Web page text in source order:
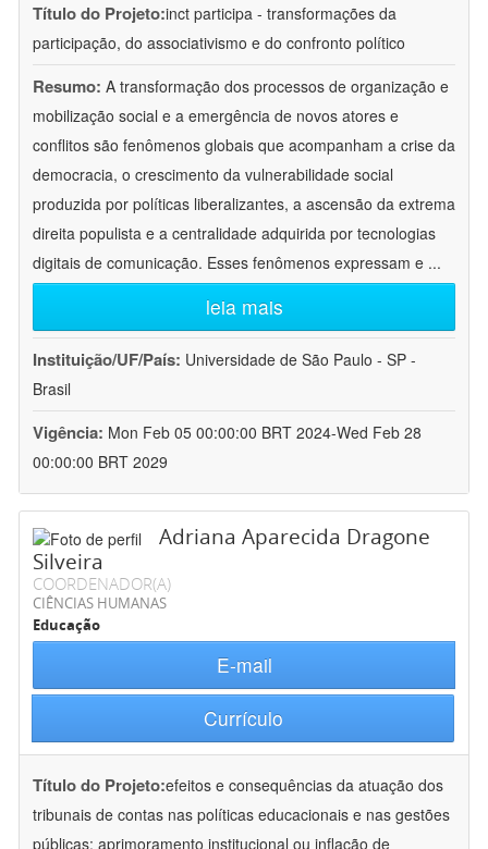
Título do Projeto:inct participa - transformações da
participação, do associativismo e do confronto político
Resumo: A transformação dos processos de organização e
mobilização social e a emergência de novos atores e
conflitos são fenômenos globais que acompanham a crise da
democracia, o crescimento da vulnerabilidade social
produzida por políticas liberalizantes, a ascensão da extrema
direita populista e a centralidade adquirida por tecnologias
digitais de comunicação. Esses fenômenos expressam e ...
leia mais
Instituição/UF/País: Universidade de São Paulo - SP -
Brasil
Vigência: Mon Feb 05 00:00:00 BRT 2024-Wed Feb 28
00:00:00 BRT 2029
Adriana Aparecida Dragone
Silveira
COORDENADOR(A)
CIÊNCIAS HUMANAS
Educação
E-mail
Currículo
Título do Projeto:efeitos e consequências da atuação dos
tribunais de contas nas políticas educacionais e nas gestões
públicas: aprimoramento institucional ou inflação de